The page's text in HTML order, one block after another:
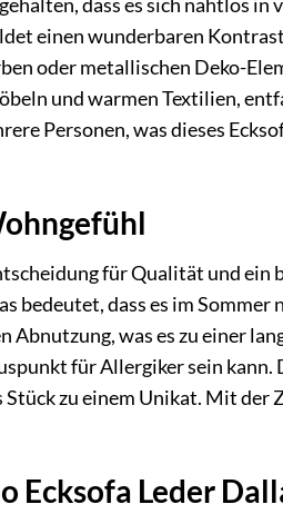
dass es sich nahtlos
einen wunderbaren
oder metallischen Deko-
und warmen Textilien,
Personen, was dieses
für Qualität und ein
bedeutet, dass es im
was es zu einer
für Allergiker sein
zu einem Unikat. Mit
Ecksofa Leder